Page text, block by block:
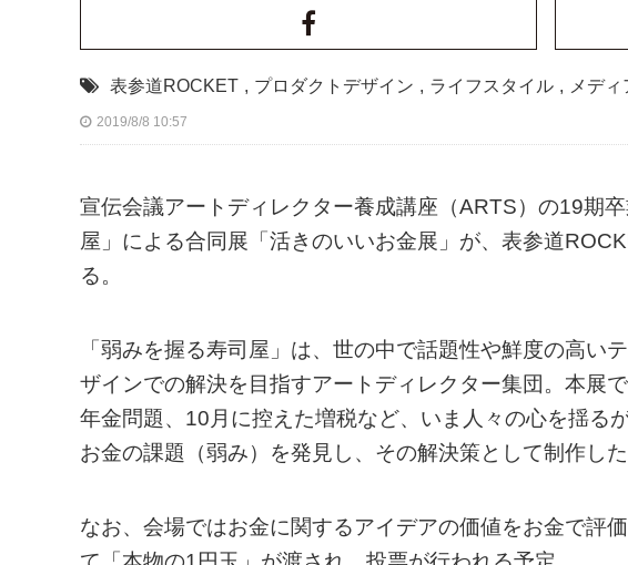
表参道ROCKET , プロダクトデザイン , ライフスタイル , メデ
2019/8/8 10:57
宣伝会議アートディレクター養成講座（ARTS）の19期
屋」による合同展「活きのいいお金展」が、表参道
る。
「弱みを握る寿司屋」は、世の中で話題性や鮮度の高い
ザインでの解決を目指すアートディレクター集団。本展
年金問題、10月に控えた増税など、いま人々の心を揺る
お金の課題（弱み）を発見し、その解決策として制作し
なお、会場ではお金に関するアイデアの価値をお金で評